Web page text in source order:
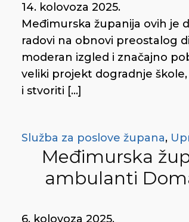
14. kolovoza 2025.
Međimurska županija ovih je
radovi na obnovi preostalog
moderan izgled i značajno
veliki projekt dogradnje
i stvoriti […]
Služba za poslove župana,
Međimurska
ambulanti
6. kolovoza 2025.